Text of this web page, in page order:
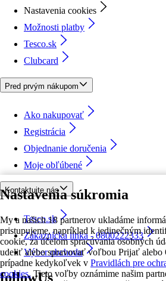
Nastavenia súkromia
My a našich 18 partnerov ukladáme
pristupujeme, napríklad k jedinečným
cookie, za účelom spracúvania osobných
udeliť alebo spravovať voľbou Prijať alebo
prípadne kedykoľvek v Pravidlách pre
cookies. Tieto voľby oznámime našim
Nastavenia cookies
Možnosti platby
Tesco.sk
Clubcard
Pred prvým nákupom
Ako nakupovať
Registrácia
Objednanie doručenia
Moje obľúbené
Kontaktujte nás
Tesco.sk
Zákaznícka linka - 0800222333
Výber obchodu
followUs